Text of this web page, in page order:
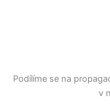
Podílíme se na
v